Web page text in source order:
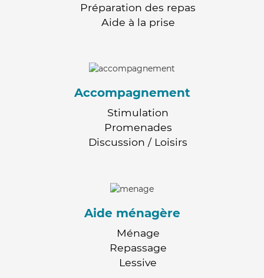
Préparation des repas
Aide à la prise
Accompagnement
Stimulation
Promenades
Discussion / Loisirs
Aide ménagère
Ménage
Repassage
Lessive